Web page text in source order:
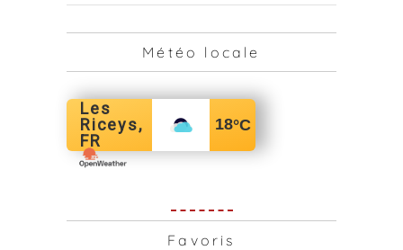
clés
...
Météo locale
Les
Riceys,
FR
18°C
Favoris